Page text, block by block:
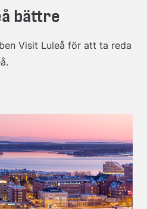
bättre
Visit Luleå för att ta reda